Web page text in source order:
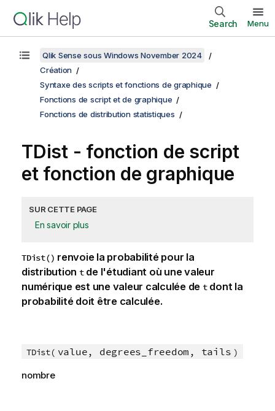
Search Menu
Qlik Sense sous Windows November 2024
Création
Syntaxe des scripts et fonctions de graphique
Fonctions de script et de graphique
Fonctions de distribution statistiques
TDist - fonction de script
et fonction de graphique
SUR CETTE PAGE
En savoir plus
TDist() renvoie la probabilité pour la
distribution tde l'étudiant où une valeur
numérique est une valeur calculée de tdont la
probabilité doit être calculée.
TDist( value, degrees_freedom, tails )
nombre